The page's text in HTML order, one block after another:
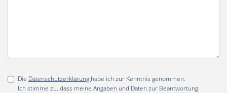
Die Datenschutzerklärung habe ich zur Kenntnis genommen.
Ich stimme zu, dass meine Angaben und Daten zur Beantwortung